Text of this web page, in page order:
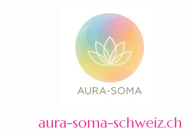
aura-soma-schweiz.ch